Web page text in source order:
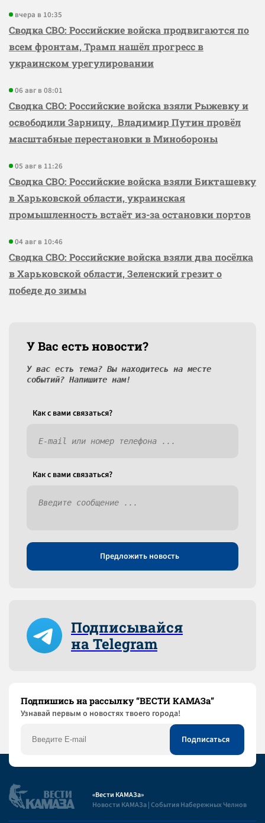
вчера в 10:35
Сводка СВО: Российские войска продвигаются по
всем фронтам, Трамп нашёл прогресс в
украинском урегулировании
06 авг в 08:01
Сводка СВО: Российские войска взяли Рыжевку и
освободили Зарницу, Владимир Путин провёл
масштабные перестановки в Минобороны
05 авг в 11:26
Сводка СВО: Российские войска взяли Бикташевку
в Харьковской области, украинская
промышленность встаёт из-за остановки портов
04 авг в 10:46
Сводка СВО: Российские войска взяли два посёлка
в Харьковской области, Зеленский грезит о
победе до зимы
У Вас есть новости?
У вас есть тема? Вы находитесь на месте
событий? Напишите нам!
Как c вами связаться?
Как c вами связаться?
Предложить новость
Подписывайся
на Telegram
Подпишись на рассылку “ВЕСТИ КАМАЗа”
Узнaвай первым о новостях твоего города!
«Вести КАМАЗа»
Новости КАМАЗа | События Набережных Челнов